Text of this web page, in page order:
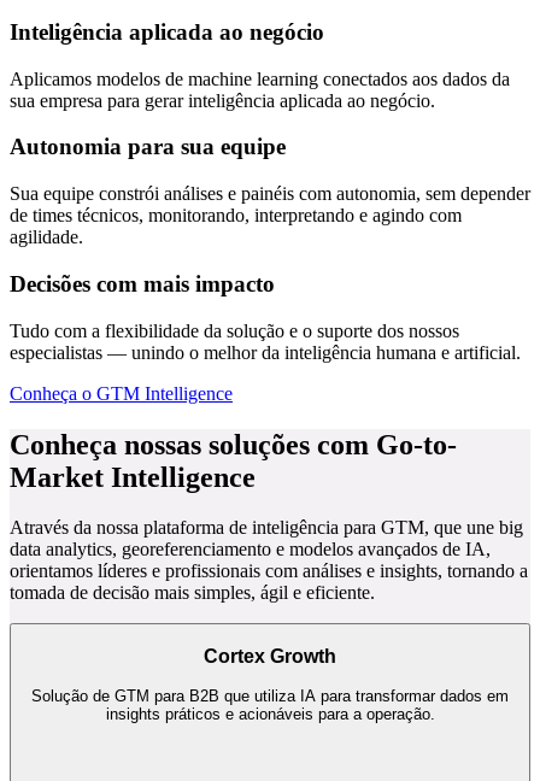
Aplicamos modelos de machine learning conectados aos dados da
Autonomia para sua equipe
Sua equipe constrói análises e painéis com autonomia, sem depender
agilidade.
Decisões com mais impacto
Tudo com a flexibilidade da solução e o suporte dos nossos
Conheça o GTM Intelligence
Conheça nossas soluções com Go-to-
Market Intelligence
Através da nossa plataforma de inteligência para GTM, que une big
orientamos líderes e profissionais com análises e insights, tornando a
tomada de decisão mais simples, ágil e eficiente.
Solução de GTM para B2B que utiliza IA para transformar dados em